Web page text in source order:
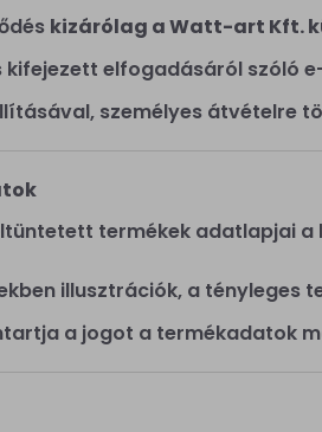
kizárólag a Watt-art Kft.
kifejezett elfogadásáról szóló
személyes átvételre
termékek adatlapjai
illusztrációk, a tényleges
a jogot a termékadatok